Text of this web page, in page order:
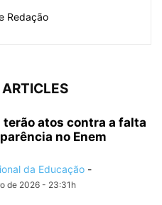
Redação
atos contra a falta
no Enem
da Educação -
de 2026 - 23:31h